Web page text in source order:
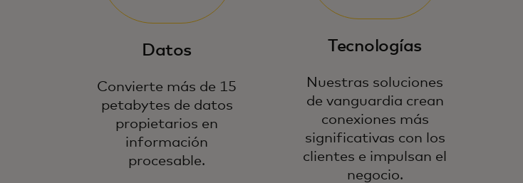
Datos
Convierte más de 15
petabytes de datos
propietarios en
información
procesable.
Tecnologías
Nuestras soluciones
de vanguardia crean
conexiones más
significativas con los
clientes e impulsan el
negocio.